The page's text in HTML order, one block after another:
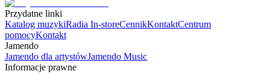
Przydatne linki
Katalog muzykiRadia In-storeCennikKontaktCentrum
pomocyKontakt
Jamendo
Jamendo dla artystówJamendo Music
Informacje prawne